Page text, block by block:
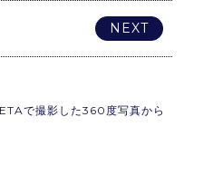
NEXT
で撮影した360度写真から